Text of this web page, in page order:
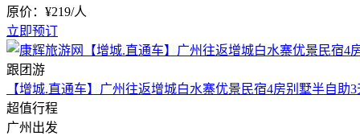
原价：¥219/人
立即预订
跟团游
【增城.直通车】广州往返增城白水寨优景民宿4房别墅半自助3
超值行程
广州出发